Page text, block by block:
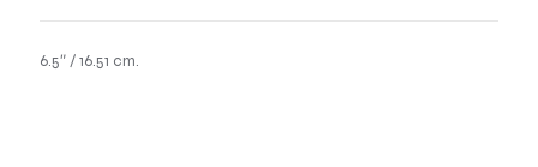
6.5″ / 16.51 cm.